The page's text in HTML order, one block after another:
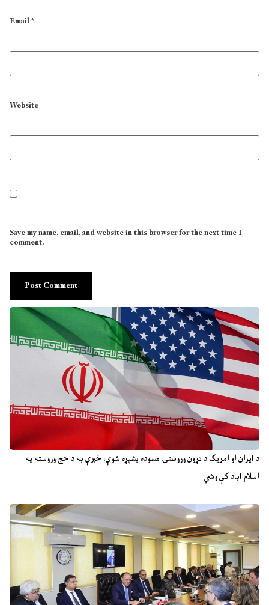
د ایران او امریکا د تړون وروستۍ مسوده بشپړه شوې، خبرې به د حج وروسته په
اسلام اباد کې وشي
Email*
Website
Save my name, email, and website in this browser for the next time I
comment.